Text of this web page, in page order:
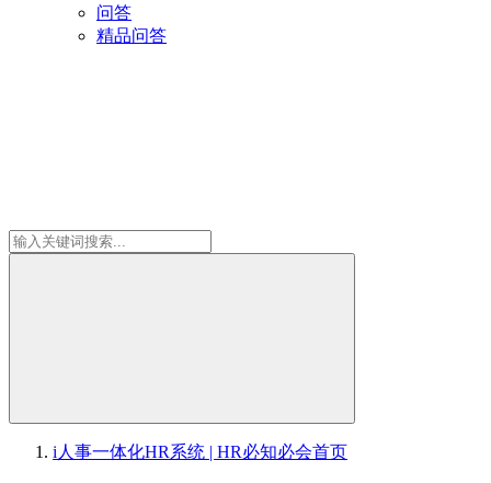
问答
精品问答
i人事一体化HR系统 | HR必知必会首页